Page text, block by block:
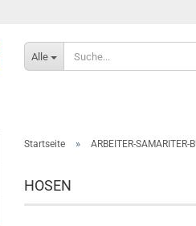
Alle
Startseite » ARBEITER-SAMARITER-
HOSEN